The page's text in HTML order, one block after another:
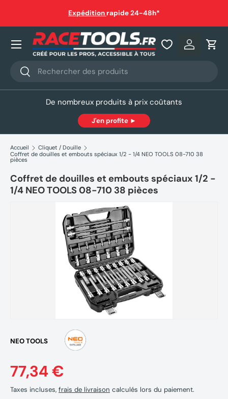
Aller au contenu
Expédition rapide 24-48h*
Recherche
Rechercher
Se
Nos produits
De nombreux produits à prix coûtants
J'en profite ►
Accueil
Cliquet / Douille
Coffret de douilles et embouts spéciaux 1/2 - 1/4 NEO TOOLS 08-710 38
pièces
Coffret de douilles et embouts spéciaux 1/2 -
1/4 NEO TOOLS 08-710 38 pièces
NEO TOOLS
77,34 €
Taxes incluses, frais de livraison calculés lors du paiement.